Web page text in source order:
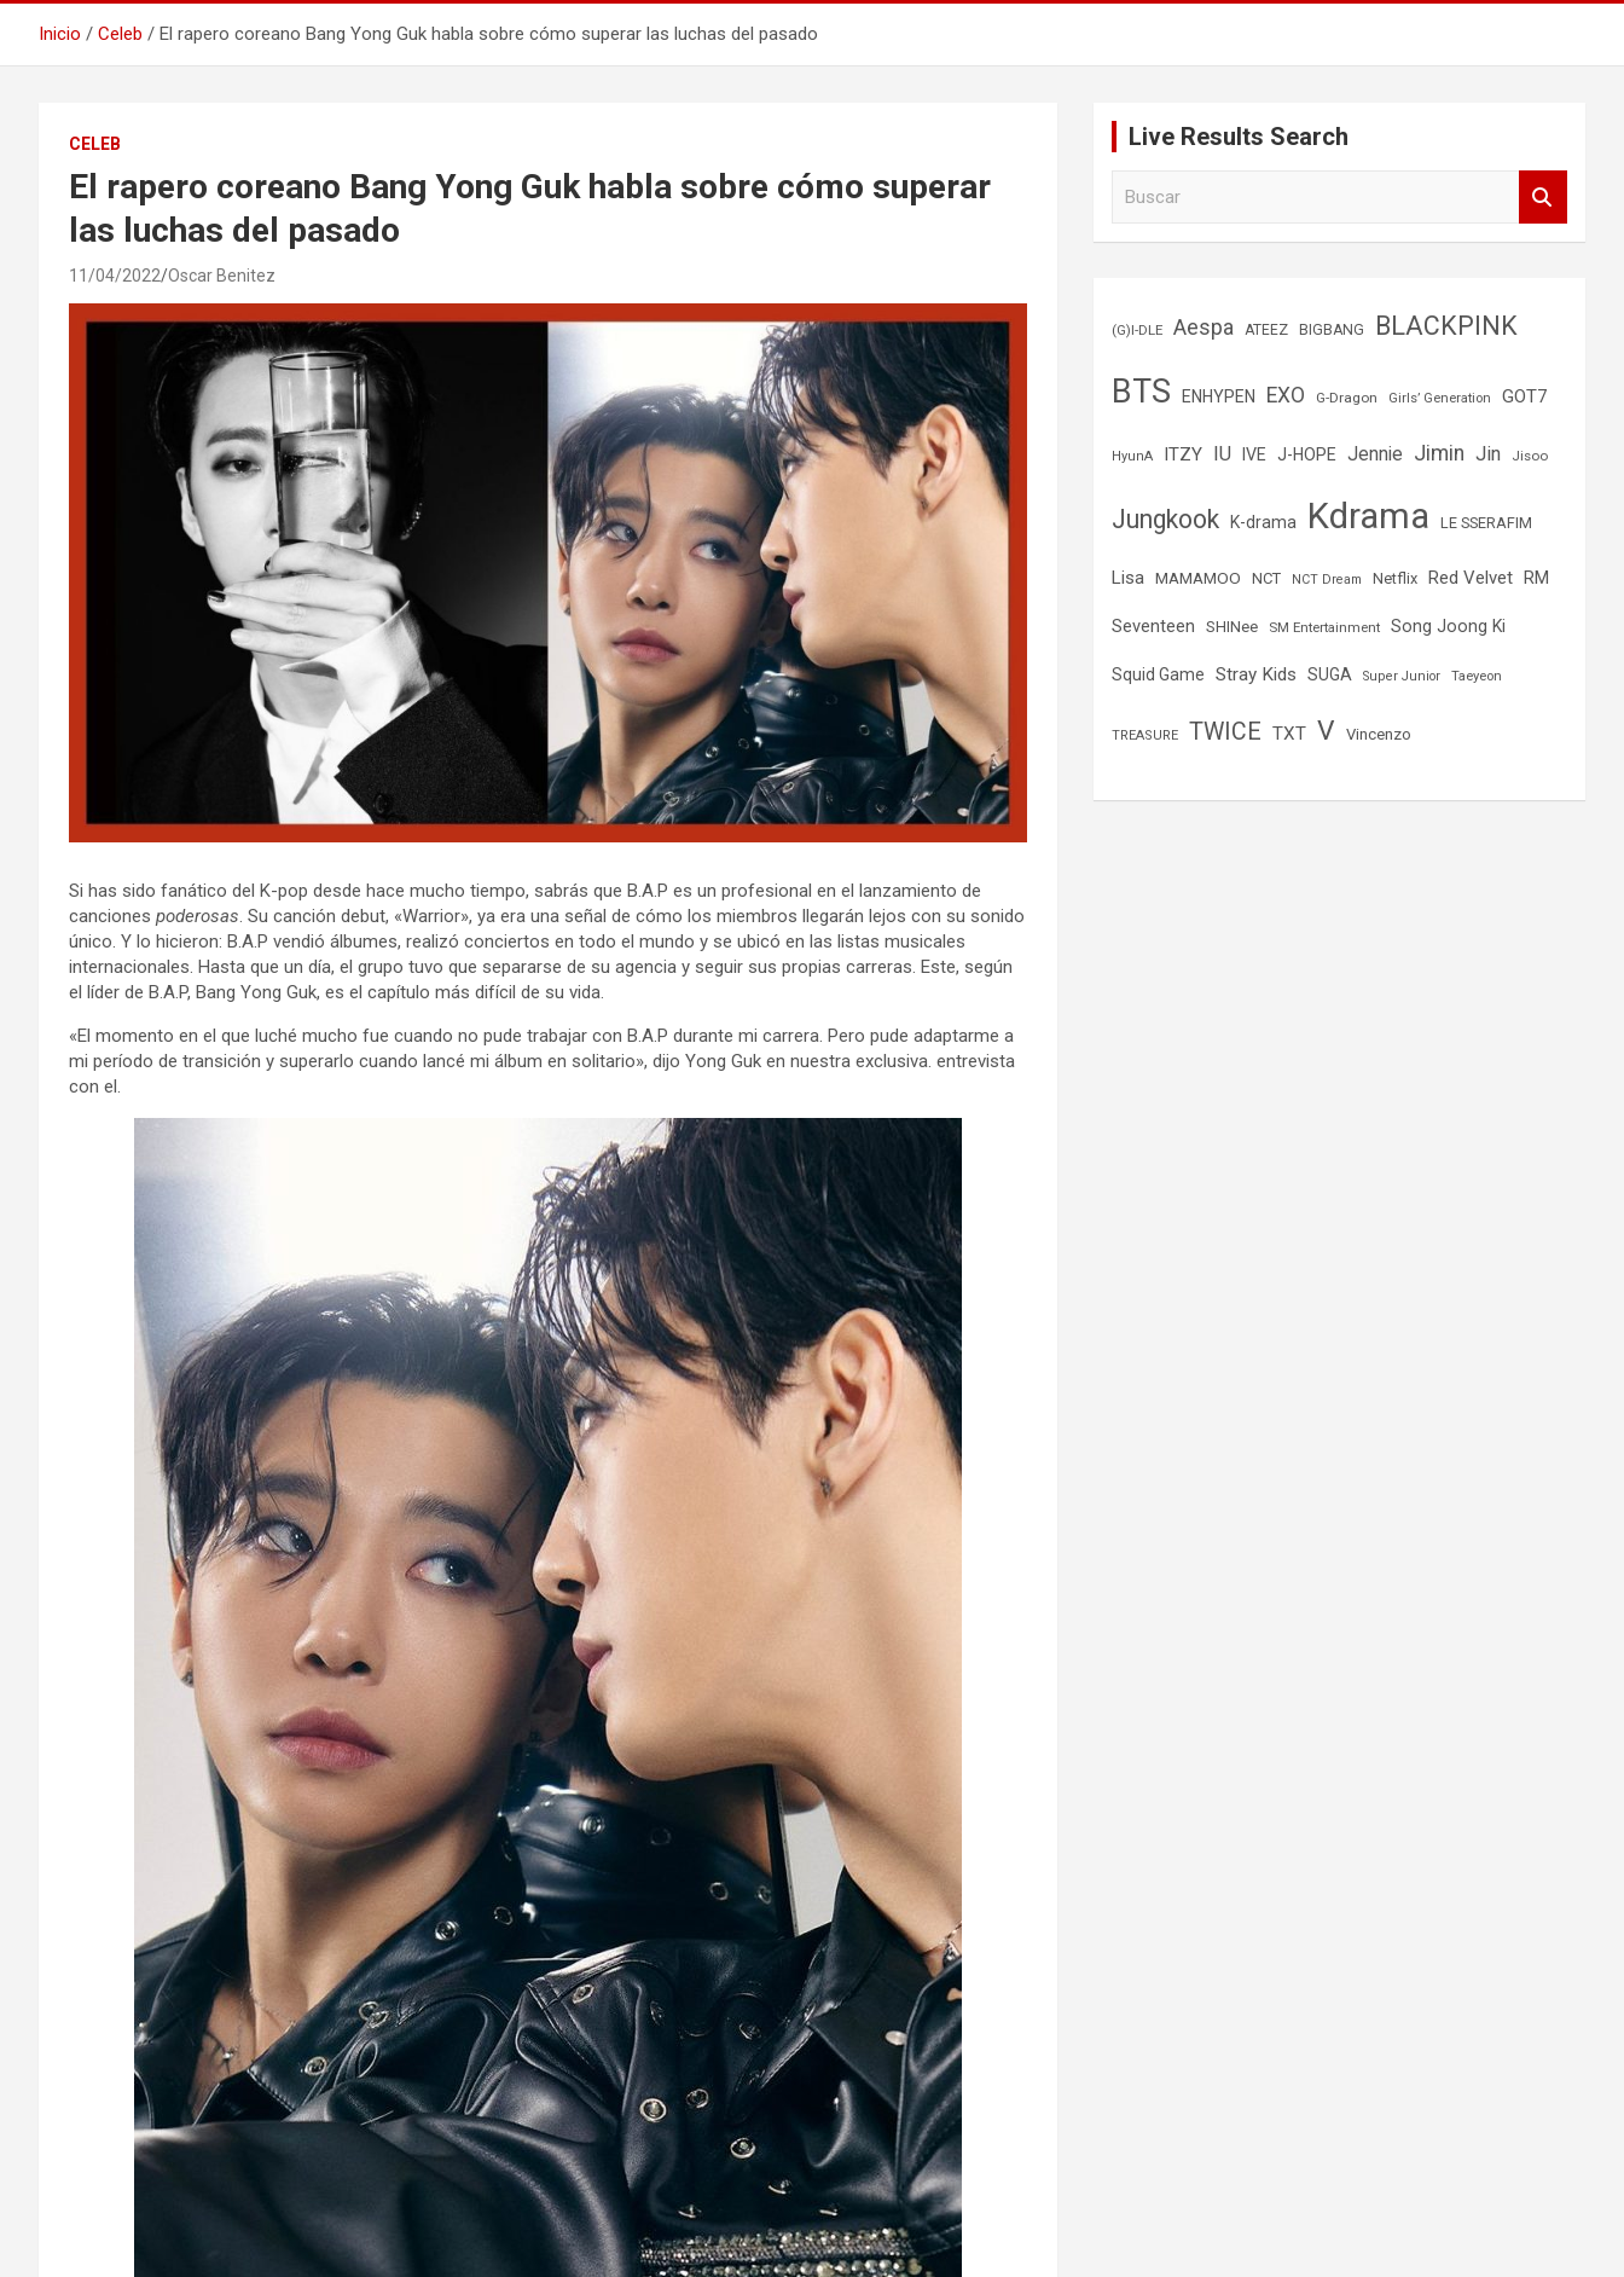
Inicio Celeb El rapero coreano Bang Yong Guk habla sobre cómo superar las luchas del pasado
CELEB
El rapero coreano Bang Yong Guk habla sobre cómo superar
las luchas del pasado
11/04/2022 Oscar Benitez
Si has sido fanático del K-pop desde hace mucho tiempo, sabrás que B.A.P es un profesional en el lanzamiento de
canciones poderosas. Su canción debut, «Warrior», ya era una señal de cómo los miembros llegarán lejos con su sonido
único. Y lo hicieron: B.A.P vendió álbumes, realizó conciertos en todo el mundo y se ubicó en las listas musicales
internacionales. Hasta que un día, el grupo tuvo que separarse de su agencia y seguir sus propias carreras. Este, según
el líder de B.A.P, Bang Yong Guk, es el capítulo más difícil de su vida.
«El momento en el que luché mucho fue cuando no pude trabajar con B.A.P durante mi carrera. Pero pude adaptarme a
mi período de transición y superarlo cuando lancé mi álbum en solitario», dijo Yong Guk en nuestra exclusiva. entrevista
con el.
Live Results Search
(G)I-DLE Aespa ATEEZ BIGBANG BLACKPINK
BTS ENHYPEN EXO G-Dragon Girls’ Generation GOT7
HyunA ITZY IU IVE J-HOPE Jennie Jimin Jin Jisoo
Jungkook K-drama Kdrama LE SSERAFIM
Lisa MAMAMOO NCT NCT Dream Netflix Red Velvet RM
Seventeen SHINee SM Entertainment Song Joong Ki
Squid Game Stray Kids SUGA Super Junior Taeyeon
TREASURE TWICE TXT V Vincenzo